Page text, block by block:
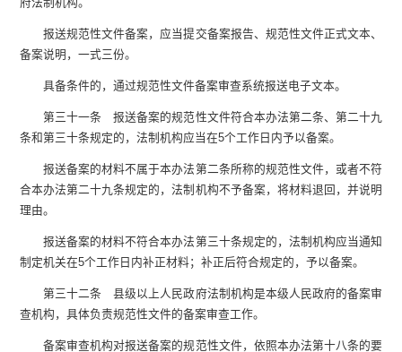
报送规范性文件备案，应当提交备案报告、规范性文件正式文本、
备案说明，一式三份。
具备条件的，通过规范性文件备案审查系统报送电子文本。
第三十一条 报送备案的规范性文件符合本办法第二条、第二十九
条和第三十条规定的，法制机构应当在5个工作日内予以备案。
报送备案的材料不属于本办法第二条所称的规范性文件，或者不符
合本办法第二十九条规定的，法制机构不予备案，将材料退回，并说明
理由。
报送备案的材料不符合本办法第三十条规定的，法制机构应当通知
制定机关在5个工作日内补正材料；补正后符合规定的，予以备案。
第三十二条 县级以上人民政府法制机构是本级人民政府的备案审
查机构，具体负责规范性文件的备案审查工作。
备案审查机构对报送备案的规范性文件，依照本办法第十八条的要